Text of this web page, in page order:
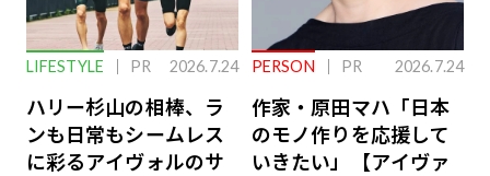
LIFESTYLE PR 2026.7.24
ハリー杉山の相棒、ラ
ンも日常もシームレス
に彩るアイヴォルのサ
PERSON PR 2026.7.24
作家・原田マハ「日本
のモノ作りを応援して
いきたい」【アイヴァ